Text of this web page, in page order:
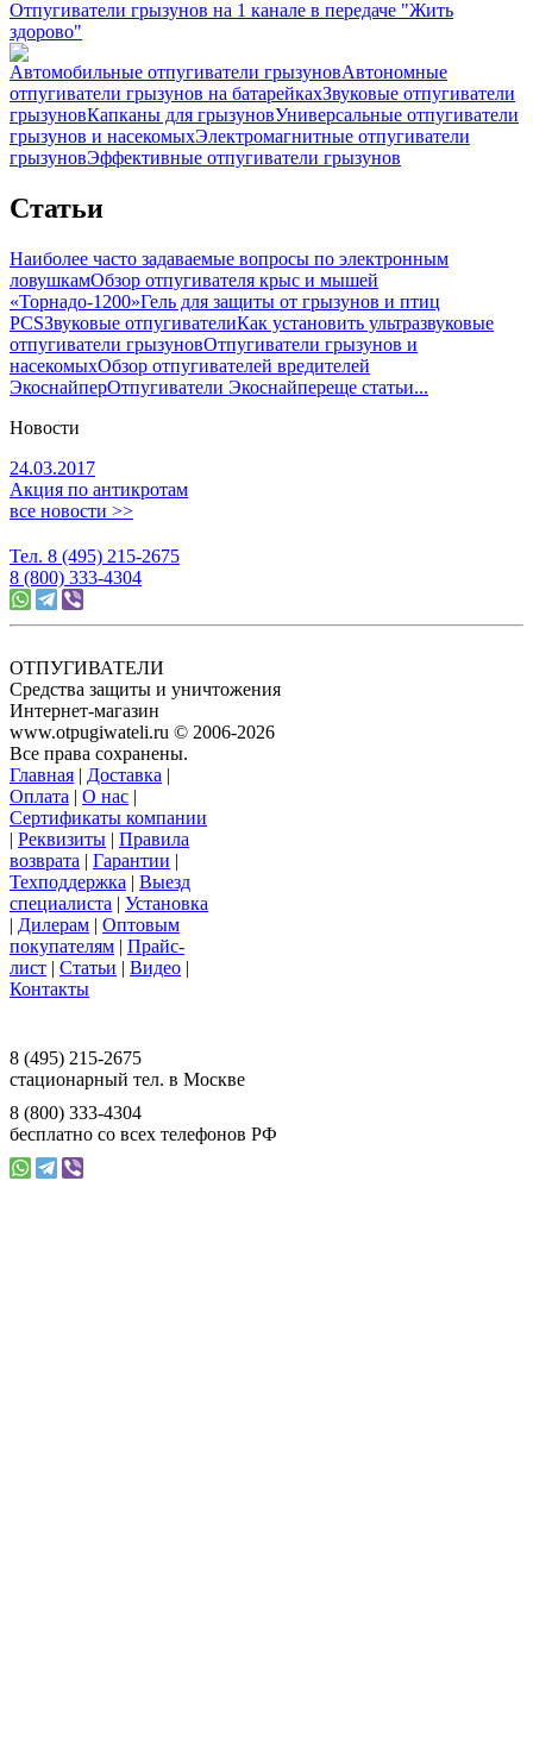
Отпугиватели грызунов на 1 канале в передаче "Жить
здорово"
Автомобильные отпугиватели грызуновАвтономные
отпугиватели грызунов на батарейкахЗвуковые отпугиватели
грызуновКапканы для грызуновУниверсальные отпугиватели
грызунов и насекомыхЭлектромагнитные отпугиватели
грызуновЭффективные отпугиватели грызунов
Статьи
Наиболее часто задаваемые вопросы по электронным
ловушкамОбзор отпугивателя крыс и мышей
«Торнадо-1200»Гель для защиты от грызунов и птиц
PCSЗвуковые отпугивателиКак установить ультразвуковые
отпугиватели грызуновОтпугиватели грызунов и
насекомыхОбзор отпугивателей вредителей
ЭкоснайперОтпугиватели Экоснайпереще статьи...
Новости
24.03.2017
Акция по антикротам
все новости >>
Тел. 8 (495) 215-2675
8 (800) 333-4304
ОТПУГИВАТЕЛИ
Средства защиты и уничтожения
Интернет-магазин
www.otpugiwateli.ru © 2006-2026
Все права сохранены.
Главная | Доставка |
Оплата | О нас |
Сертификаты компании
| Реквизиты | Правила
возврата | Гарантии |
Техподдержка | Выезд
специалиста | Установка
| Дилерам | Оптовым
покупателям | Прайс-
лист | Статьи | Видео |
Контакты
8 (495) 215-2675
стационарный тел. в Москве
8 (800) 333-4304
бесплатно со всех телефонов РФ